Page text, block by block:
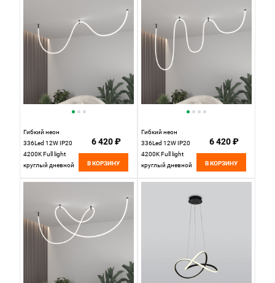
Гибкий неон
336Led 12W IP20
4200K Full light
круглый дневной
336Led 2835 IP20,
ЦЕНА ЗА 1 МЕТР
6 420 ₽
В КОРЗИНУ
Гибкий неон
336Led 12W IP20
4200K Full light
круглый дневной
6 420 ₽
В КОРЗИНУ